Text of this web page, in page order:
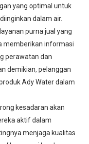
yang optimal untuk
dalam air.
purna jual yang
memberikan informasi
perawatan dan
demikian, pelanggan
Ady Water dalam
kesadaran akan
aktif dalam
menjaga kualitas